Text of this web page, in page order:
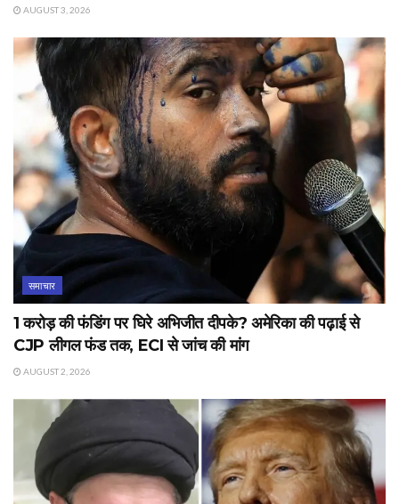
AUGUST 3, 2026
समाचार
1 करोड़ की फंडिंग पर घिरे अभिजीत दीपके? अमेरिका की पढ़ाई से
CJP लीगल फंड तक, ECI से जांच की मांग
AUGUST 2, 2026